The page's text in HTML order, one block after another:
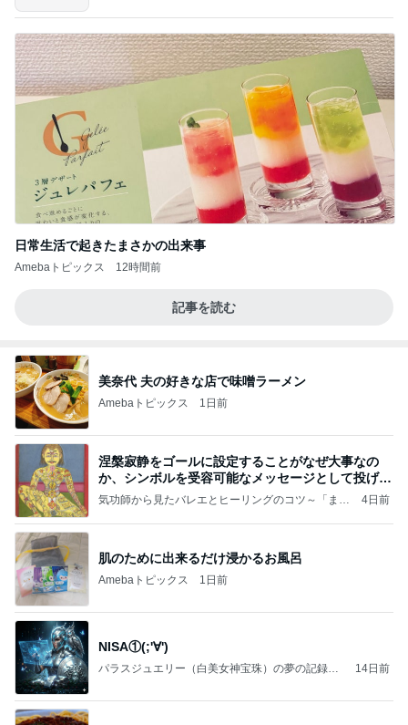
日常生活で起きたまさかの出来事
Amebaトピックス 12時間前
記事を読む
美奈代 夫の好きな店で味噌ラーメン
Amebaトピックス 1日前
涅槃寂静をゴールに設定することがなぜ大事なの
か、シンボルを受容可能なメッセージとして投げる
ことが
気功師から見たバレエとヒーリングのコツ～「まと
4日前
肌のために出来るだけ浸かるお風呂
Amebaトピックス 1日前
NISA①(;'∀')
パラスジュエリー（白美女神宝珠）の夢の記録
14日前